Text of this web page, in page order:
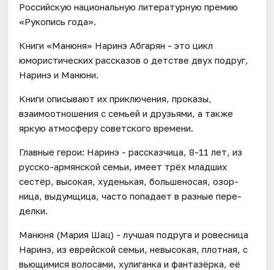
Российскую национальную литературную премию
«Рукопись года».
Книги «Манюня» Наринэ Абгарян - это цикл
юмористических рассказов о детстве двух подруг,
Наринэ и Манюни.
Книги описывают их приключения, проказы,
взаимоотношения с семьей и друзьями, а также
яркую атмосферу советского времени.
Главные герои: Наринэ - рас­сказ­чица, 8-11 лет, из
рус­ско-армян­ской семьи, имеет трёх млад­ших
сестёр, высо­кая, худень­кая, боль­ше­но­сая, озор­
ница, выдум­щица, часто попа­дает в раз­ные пере­
делки.
Манюня (Мария Шац) - луч­шая подруга и ровес­ница
Наринэ, из еврейской семьи, невы­со­кая, плот­ная, с
вью­щи­мися воло­сами, хули­ганка и фан­тазёрка, её